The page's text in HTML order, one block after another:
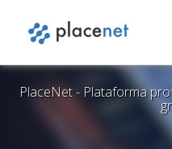
PlaceNet
PlaceNet - Plataforma